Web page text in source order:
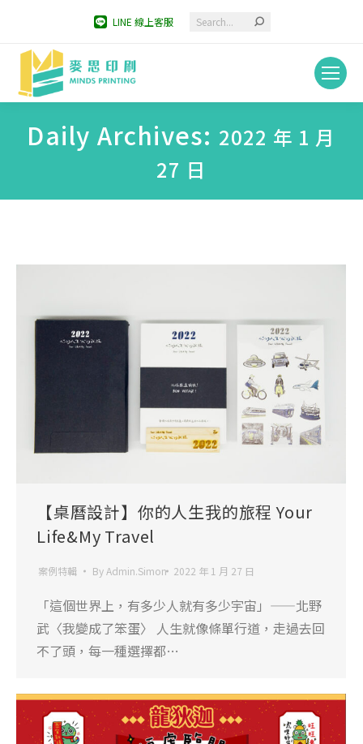
LINE 線上客服 Search:
Daily Archives: 2022 年 1 月
27 日
【桌曆設計】你的人生我的旅程 Your
Life&My Travel
案例特輯 ByAdmin.Simon 2022 年 1 月 27 日
「這個世界上，有多少人就有多少宇宙」——北野
武〈我變成了笨蛋〉 人生就像條單行道，走過去回
不了頭，每一種選擇都…